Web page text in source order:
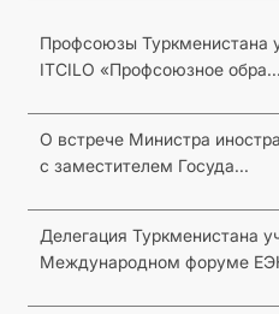
Профсоюзы Туркменистана
ITCILO «Профсоюзное обра...
О встрече Министра
с заместителем Госуда...
Делегация Туркменистана
Международном форуме